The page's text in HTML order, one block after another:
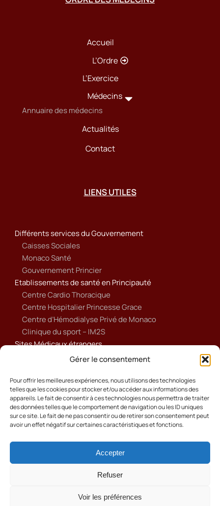
Gérer le consentement
Pour offrir les meilleures expériences, nous utilisons des technologies
telles que les cookies pour stocker et/ou accéder aux informations des
appareils. Le fait de consentir à ces technologies nous permettra de traiter
des données telles que le comportement de navigation ou les ID uniques
sur ce site. Le fait de ne pas consentir ou de retirer son consentement peut
avoir un effet négatif sur certaines caractéristiques et fonctions.
Accepter
Refuser
Voir les préférences
Accueil
L’Ordre
L’Exercice
Médecins
Annuaire des médecins
Actualités
Contact
LIENS UTILES
Différents services du Gouvernement
Caisses Sociales
Monaco Santé
Gouvernement Princier
Etablissements de santé en Principauté
Centre Cardio Thoracique
Centre Hospitalier Princesse Grace
Centre d’Hémodialyse Privé de Monaco
Clinique du sport – IM2S
Sites Médicaux étrangers
Ordre national des médecins français
Politique de cookies (UE)
Cookies
Mentions Légales